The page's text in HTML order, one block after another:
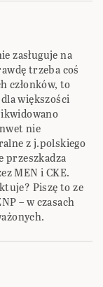
zasługuje na
trzeba coś
członków, to
większości
nie
z j.polskiego
przeszkadza
MEN i CKE.
Piszę to ze
– w czasach